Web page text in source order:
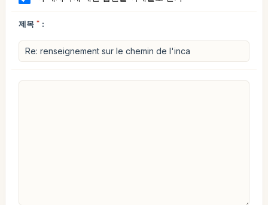
제목 * :